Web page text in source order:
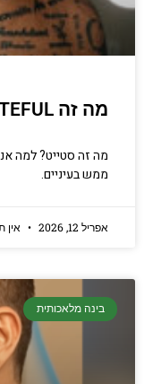
מה זה STATEFUL ו-STATELESS
מה זה סטייט? למה
ממש בעיניים.
אפריל 12, 2026 אין
בינה מלאכותית